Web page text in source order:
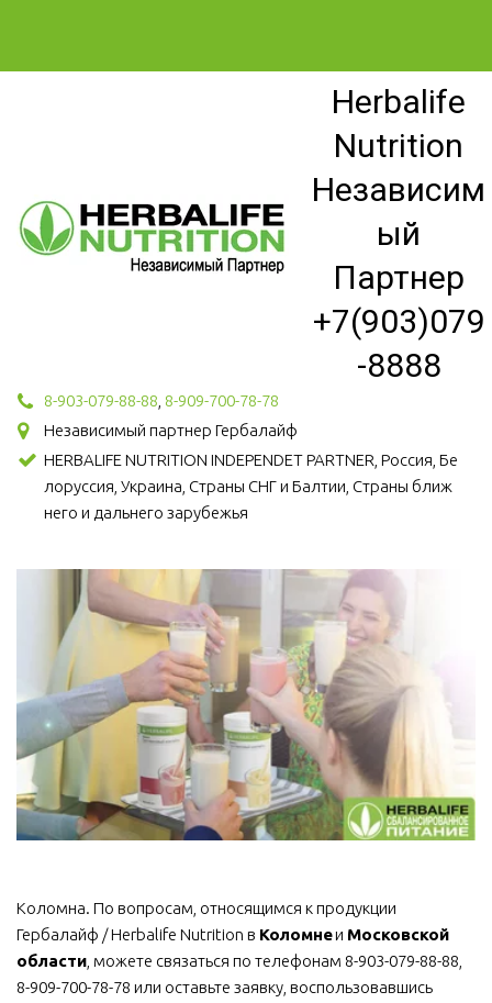
Herbalife
Nutrition
Независим
ый
Партнер
+7(903)079
-8888
8-903-079-88-88 8-909-700-78-78
Независимый партнер Гербалайф
HERBALIFE NUTRITION INDEPENDET PARTNER, Россия, Бе
лоруссия, Украина, Страны СНГ и Балтии, Страны ближ
него и дальнего зарубежья
Коломна. По вопросам, относящимся к продукции
Гербалайф / Herbalife Nutrition в Коломне и Московской
области, можете связаться по телефонам 8-903-079-88-88,
8-909-700-78-78 или оставьте заявку, воспользовавшись